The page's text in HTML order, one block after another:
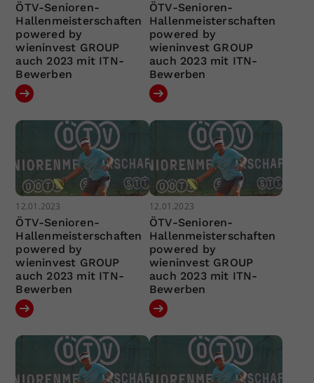
ÖTV-Senioren-
Hallenmeisterschaften
powered by
wieninvest GROUP
auch 2023 mit ITN-
Bewerben
ÖTV-Senioren-
Hallenmeisterschaften
powered by
wieninvest GROUP
auch 2023 mit ITN-
Bewerben
12.01.2023
ÖTV-Senioren-
Hallenmeisterschaften
powered by
wieninvest GROUP
auch 2023 mit ITN-
Bewerben
12.01.2023
ÖTV-Senioren-
Hallenmeisterschaften
powered by
wieninvest GROUP
auch 2023 mit ITN-
Bewerben